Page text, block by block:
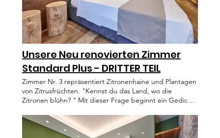
Unsere Neu renovierten Zimmer
Standard Plus - DRITTER TEIL
Zimmer Nr. 3 repräsentiert Zitronenhaine und Plantagen
von Zitrusfrüchten. "Kennst du das Land, wo die
Zitronen blühn? " Mit dieser Frage beginnt ein Gedicht
Johann Wolfgang von Goethe in den Jahren 1795/96
schrieb und in dem er von seiner Reise nach Italien